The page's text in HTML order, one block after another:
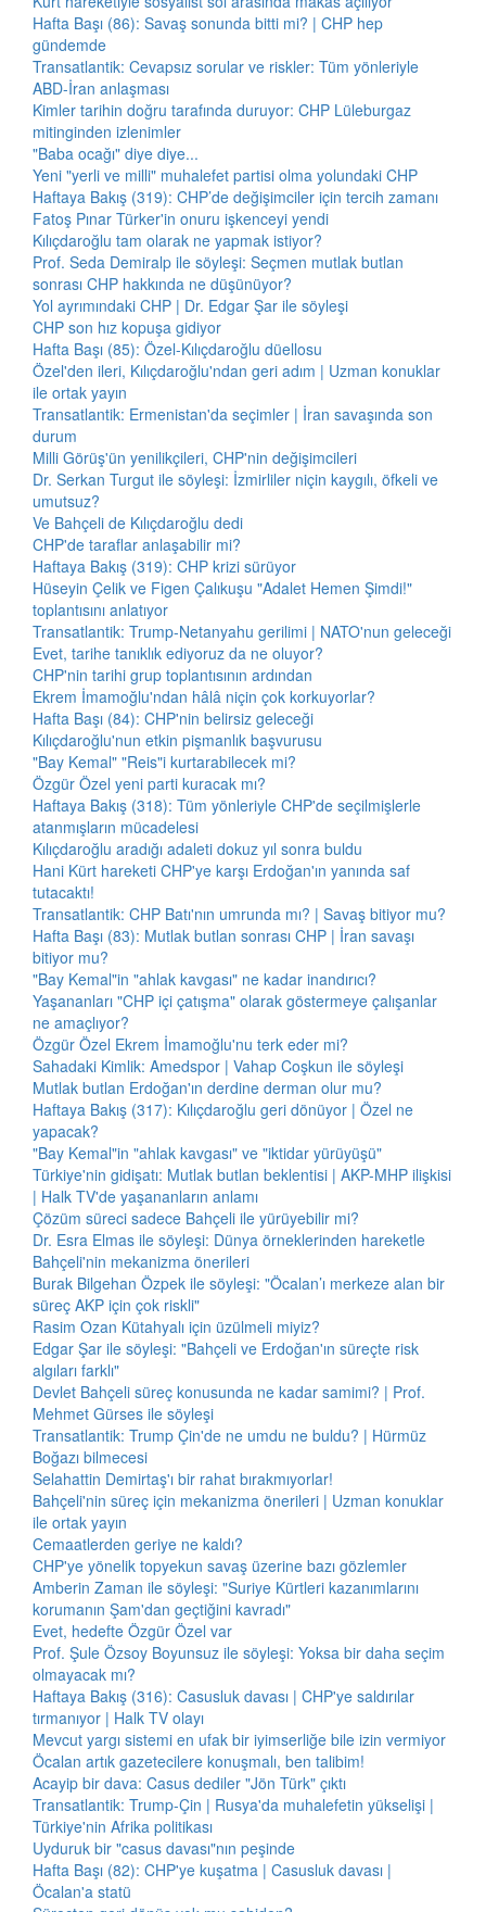
Hafta Başı (86): Savaş sonunda bitti mi? | CHP hep
gündemde
Transatlantik: Cevapsız sorular ve riskler: Tüm yönleriyle
ABD-İran anlaşması
Kimler tarihin doğru tarafında duruyor: CHP Lüleburgaz
mitinginden izlenimler
"Baba ocağı" diye diye...
Yeni "yerli ve milli" muhalefet partisi olma yolundaki CHP
Haftaya Bakış (319): CHP’de değişimciler için tercih zamanı
Fatoş Pınar Türker'in onuru işkenceyi yendi
Kılıçdaroğlu tam olarak ne yapmak istiyor?
Prof. Seda Demiralp ile söyleşi: Seçmen mutlak butlan
sonrası CHP hakkında ne düşünüyor?
Yol ayrımındaki CHP | Dr. Edgar Şar ile söyleşi
CHP son hız kopuşa gidiyor
Hafta Başı (85): Özel-Kılıçdaroğlu düellosu
Özel'den ileri, Kılıçdaroğlu'ndan geri adım | Uzman konuklar
ile ortak yayın
Transatlantik: Ermenistan'da seçimler | İran savaşında son
durum
Milli Görüş'ün yenilikçileri, CHP'nin değişimcileri
Dr. Serkan Turgut ile söyleşi: İzmirliler niçin kaygılı, öfkeli ve
umutsuz?
Ve Bahçeli de Kılıçdaroğlu dedi
CHP'de taraflar anlaşabilir mi?
Haftaya Bakış (319): CHP krizi sürüyor
Hüseyin Çelik ve Figen Çalıkuşu "Adalet Hemen Şimdi!"
toplantısını anlatıyor
Transatlantik: Trump-Netanyahu gerilimi | NATO'nun geleceği
Evet, tarihe tanıklık ediyoruz da ne oluyor?
CHP'nin tarihi grup toplantısının ardından
Ekrem İmamoğlu'ndan hâlâ niçin çok korkuyorlar?
Hafta Başı (84): CHP'nin belirsiz geleceği
Kılıçdaroğlu'nun etkin pişmanlık başvurusu
"Bay Kemal" "Reis"i kurtarabilecek mi?
Özgür Özel yeni parti kuracak mı?
Haftaya Bakış (318): Tüm yönleriyle CHP'de seçilmişlerle
atanmışların mücadelesi
Kılıçdaroğlu aradığı adaleti dokuz yıl sonra buldu
Hani Kürt hareketi CHP'ye karşı Erdoğan'ın yanında saf
tutacaktı!
Transatlantik: CHP Batı'nın umrunda mı? | Savaş bitiyor mu?
Hafta Başı (83): Mutlak butlan sonrası CHP | İran savaşı
bitiyor mu?
"Bay Kemal"in "ahlak kavgası" ne kadar inandırıcı?
Yaşananları "CHP içi çatışma" olarak göstermeye çalışanlar
ne amaçlıyor?
Özgür Özel Ekrem İmamoğlu'nu terk eder mi?
Sahadaki Kimlik: Amedspor | Vahap Coşkun ile söyleşi
Mutlak butlan Erdoğan'ın derdine derman olur mu?
Haftaya Bakış (317): Kılıçdaroğlu geri dönüyor | Özel ne
yapacak?
"Bay Kemal"in "ahlak kavgası" ve "iktidar yürüyüşü"
Türkiye'nin gidişatı: Mutlak butlan beklentisi | AKP-MHP ilişkisi
| Halk TV'de yaşananların anlamı
Çözüm süreci sadece Bahçeli ile yürüyebilir mi?
Dr. Esra Elmas ile söyleşi: Dünya örneklerinden hareketle
Bahçeli'nin mekanizma önerileri
Burak Bilgehan Özpek ile söyleşi: "Öcalan’ı merkeze alan bir
süreç AKP için çok riskli"
Rasim Ozan Kütahyalı için üzülmeli miyiz?
Edgar Şar ile söyleşi: "Bahçeli ve Erdoğan'ın süreçte risk
algıları farklı"
Devlet Bahçeli süreç konusunda ne kadar samimi? | Prof.
Mehmet Gürses ile söyleşi
Transatlantik: Trump Çin'de ne umdu ne buldu? | Hürmüz
Boğazı bilmecesi
Selahattin Demirtaş'ı bir rahat bırakmıyorlar!
Bahçeli'nin süreç için mekanizma önerileri | Uzman konuklar
ile ortak yayın
Cemaatlerden geriye ne kaldı?
CHP'ye yönelik topyekun savaş üzerine bazı gözlemler
Amberin Zaman ile söyleşi: "Suriye Kürtleri kazanımlarını
korumanın Şam'dan geçtiğini kavradı"
Evet, hedefte Özgür Özel var
Prof. Şule Özsoy Boyunsuz ile söyleşi: Yoksa bir daha seçim
olmayacak mı?
Haftaya Bakış (316): Casusluk davası | CHP'ye saldırılar
tırmanıyor | Halk TV olayı
Mevcut yargı sistemi en ufak bir iyimserliğe bile izin vermiyor
Öcalan artık gazetecilere konuşmalı, ben talibim!
Acayip bir dava: Casus dediler "Jön Türk" çıktı
Transatlantik: Trump-Çin | Rusya'da muhalefetin yükselişi |
Türkiye'nin Afrika politikası
Uyduruk bir "casus davası"nın peşinde
Hafta Başı (82): CHP'ye kuşatma | Casusluk davası |
Öcalan'a statü